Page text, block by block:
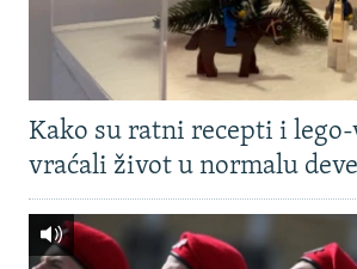
Kako su ratni recepti i
vraćali život u normalu